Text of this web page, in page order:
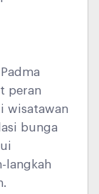
peran
wisatawan
bunga
langkah